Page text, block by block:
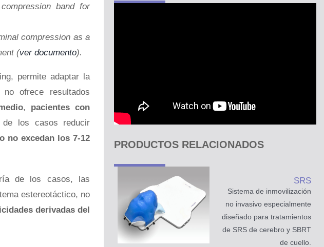
`
band for
compression as a
(ver documento).
permite adaptar la
ofrece resultados
, pacientes con
los casos reducir
no excedan los 7-12
de los casos, las
estereotáctico, no
derivadas del
PRODUCTOS RELACIONADOS
SRS
Sistema de inmovilización
no invasivo especialmente
diseñado para tratamientos
de SRS de cerebro y SBRT
de cuello.